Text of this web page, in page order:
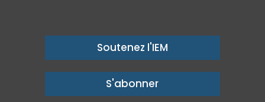
Soutenez l'IEM
S'abonner